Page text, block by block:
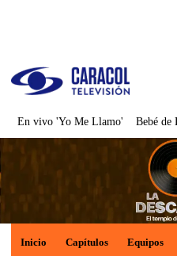
En vivo 'Yo Me Llamo' Bebé de
Inicio Capítulos Equipos